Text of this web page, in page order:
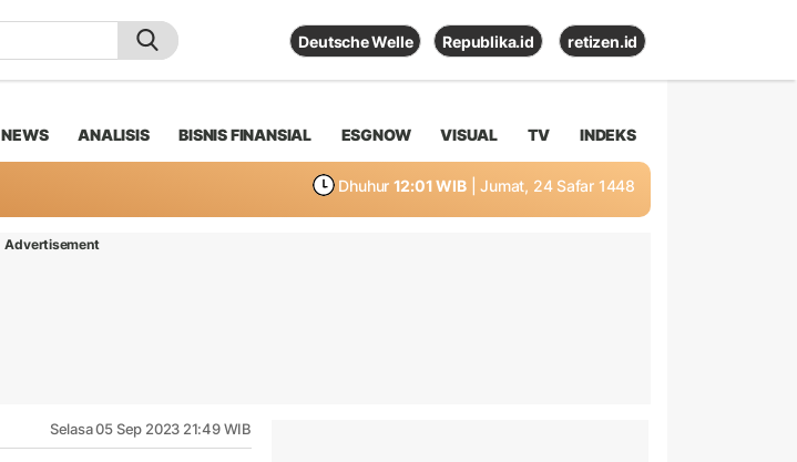
Deutsche Welle Republika.id retizen.id
NEWS ANALISIS BISNIS FINANSIAL ESGNOW VISUAL TV INDEKS
Dhuhur 12:01 WIB | Jumat, 24 Safar 1448
Advertisement
Selasa 05 Sep 2023 21:49 WIB